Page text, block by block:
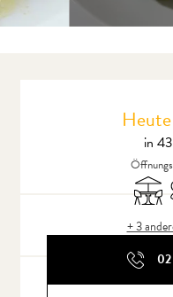
in
+ 3